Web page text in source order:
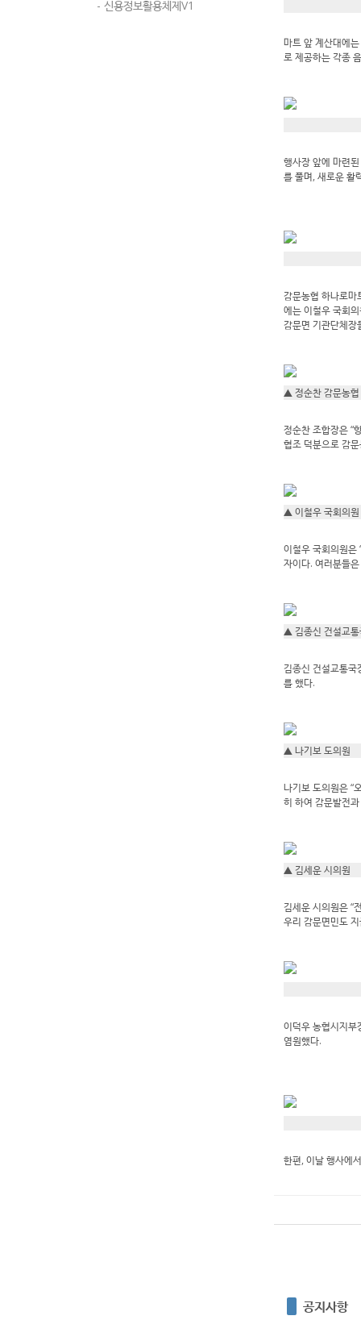
- 신용정보활용체제V1
마트 앞 계산대에
로 제공하는 각종
행사장 앞에 마련
를 풀며, 새로운 활
감문농협 하나로마
에는 이철우 국회
감문면 기관단체장
▲ 정순찬 감문농협
정순찬 조합장은 “
협조 덕분으로 감
▲ 이철우 국회의원
이철우 국회의원은
자이다. 여러분들
▲ 김종신 건설교
김종신 건설교통국
를 했다.
▲ 나기보 도의원
나기보 도의원은 “
히 하여 감문발전
▲ 김세운 시의원
김세운 시의원은 “
우리 감문면민도
이덕우 농협시지부
염원했다.
한편, 이날 행사에
공지사항